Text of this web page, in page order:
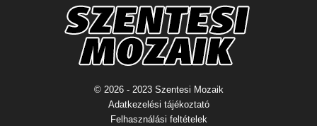
© 2026 - 2023 Szentesi Mozaik
Adatkezelési tájékoztató
Felhasználási feltételek